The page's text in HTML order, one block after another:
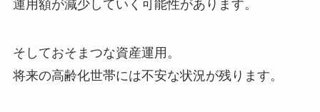
運用額が減少していく可能性があります。
そしておそまつな資産運用。
将来の高齢化世帯には不安な状況が残ります。